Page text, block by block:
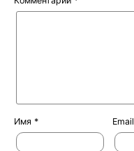
Имя * Email